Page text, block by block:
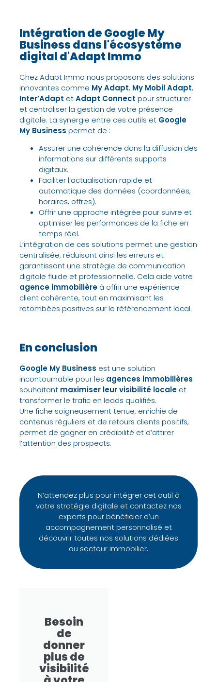
Intégration de Google My
Business dans l'écosystème
digital d'Adapt Immo
Chez Adapt Immo nous proposons des solutions
innovantes comme My Adapt, My Mobil Adapt,
Inter’Adapt etAdapt Connect pour structurer
et centraliser la gestion de votre présence
digitale. La synergie entre ces outils et Google
My Business permet de :
Assurer une cohérence dans la diffusion des
informations sur différents supports
digitaux.
Faciliter l’actualisation rapide et
automatique des données (coordonnées,
horaires, offres).
Offrir une approche intégrée pour suivre et
optimiser les performances de la fiche en
temps réel.
L’intégration de ces solutions permet une gestion
centralisée, réduisant ainsi les erreurs et
garantissant une stratégie de communication
digitale fluide et professionnelle. Cela aide votre
agence immobilière à offrir une expérience
client cohérente, tout en maximisant les
retombées positives sur le référencement local.
En conclusion
Google My Business est une solution
incontournable pour les agences immobilières
souhaitant maximiser leur visibilité locale et
transformer le trafic en leads qualifiés.
Une fiche soigneusement tenue, enrichie de
contenus réguliers et de retours clients positifs,
permet de gagner en crédibilité et d’attirer
l’attention des prospects.
N’attendez plus pour intégrer cet outil à
votre stratégie digitale et contactez nos
experts pour bénéficier d’un
accompagnement personnalisé et
découvrir toutes nos solutions dédiées
au secteur immobilier.
Besoin
de
donner
plus de
visibilité